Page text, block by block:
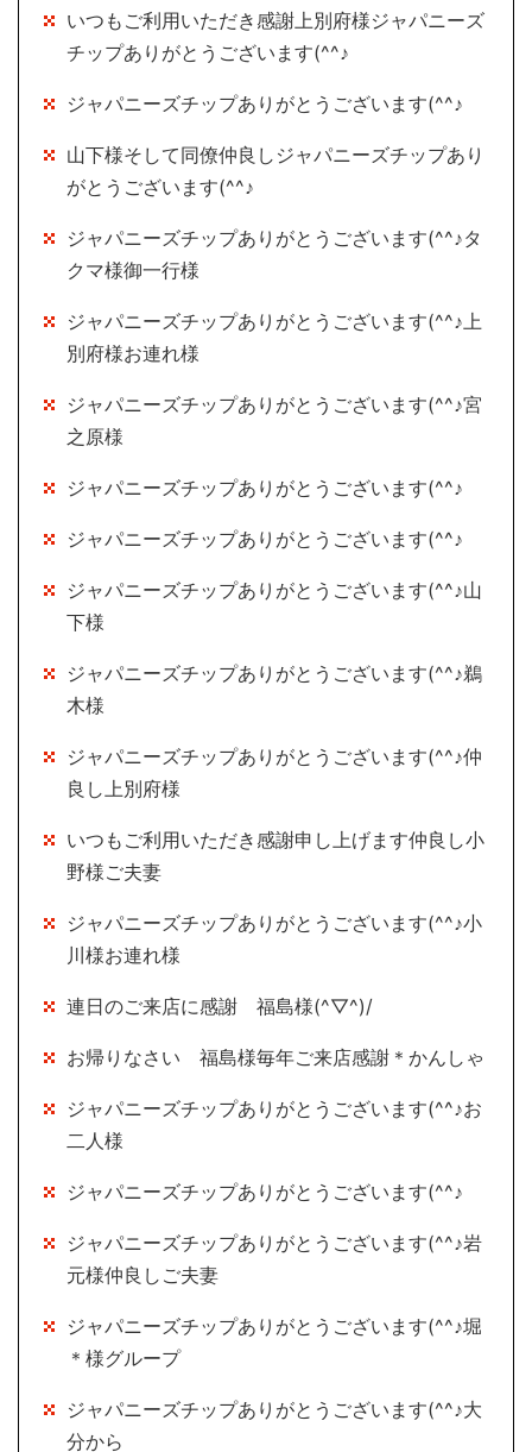
いつもご利用いただき感謝上別府様ジャパニーズ
チップありがとうございます(^^♪
ジャパニーズチップありがとうございます(^^♪
山下様そして同僚仲良しジャパニーズチップあり
がとうございます(^^♪
ジャパニーズチップありがとうございます(^^♪タ
クマ様御一行様
ジャパニーズチップありがとうございます(^^♪上
別府様お連れ様
ジャパニーズチップありがとうございます(^^♪宮
之原様
ジャパニーズチップありがとうございます(^^♪
ジャパニーズチップありがとうございます(^^♪
ジャパニーズチップありがとうございます(^^♪山
下様
ジャパニーズチップありがとうございます(^^♪鵜
木様
ジャパニーズチップありがとうございます(^^♪仲
良し上別府様
いつもご利用いただき感謝申し上げます仲良し小
野様ご夫妻
ジャパニーズチップありがとうございます(^^♪小
川様お連れ様
連日のご来店に感謝 福島様(^▽^)/
お帰りなさい 福島様毎年ご来店感謝＊かんしゃ
ジャパニーズチップありがとうございます(^^♪お
二人様
ジャパニーズチップありがとうございます(^^♪
ジャパニーズチップありがとうございます(^^♪岩
元様仲良しご夫妻
ジャパニーズチップありがとうございます(^^♪堀
＊様グループ
ジャパニーズチップありがとうございます(^^♪大
分から